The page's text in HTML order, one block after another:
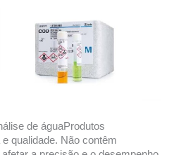
de águaProdutos
qualidade. Não contêm